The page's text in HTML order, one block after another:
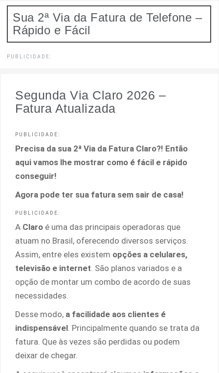
Pular
paraSua 2ª Via da Fatura de Telefone –
Rápido e Fácil
PUBLICIDADE:
Segunda Via Claro 2026 –
Fatura Atualizada
PUBLICIDADE:
Precisa da sua 2ª Via da Fatura Claro?! Então
aqui vamos lhe mostrar como é fácil e rápido
conseguir!
Agora pode ter sua fatura sem sair de casa!
PUBLICIDADE:
A Claro é uma das principais operadoras que
atuam no Brasil, oferecendo diversos serviços.
Assim, entre eles existem opções a celulares,
televisão e internet . São planos variados e a
opção de montar um combo de acordo de suas
necessidades.
Desse modo, a facilidade aos clientes é
indispensável . Principalmente quando se trata da
fatura. Que às vezes são perdidas ou podem
deixar de chegar.